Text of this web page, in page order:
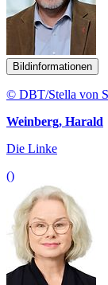
Bildinformationen
© DBT/Stella von
Weinberg, Harald
Die Linke
()